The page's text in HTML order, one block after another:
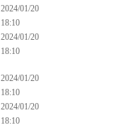
2024/01/20
18:10
2024/01/20
18:10
2024/01/20
18:10
2024/01/20
18:10